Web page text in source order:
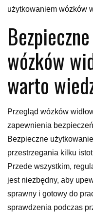
użytkowaniem wózków
wózków
warto
Przegląd wózków
zapewnienia
Bezpieczne
przestrzegania kilku
Przede wszystkim,
jest niezbędny, aby
sprawny i gotowy do
sprawdzenia podczas